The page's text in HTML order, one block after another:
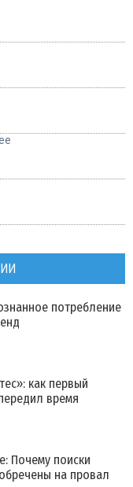
потребление
как первый
время
Почему поиски
на провал